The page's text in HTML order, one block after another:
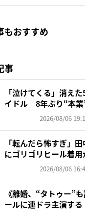
もおすすめ
事
「泣けてくる」消え
イドル 8年ぶり“本業
2026/08/06
「転んだら怖すぎ」
にゴリゴリヒール着
2026/08/06
《離婚、“タトゥー”
ールに連ドラ主演す